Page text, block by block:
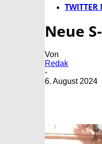
TWITTER
Neue
Von
Redak
-
6. August 2024